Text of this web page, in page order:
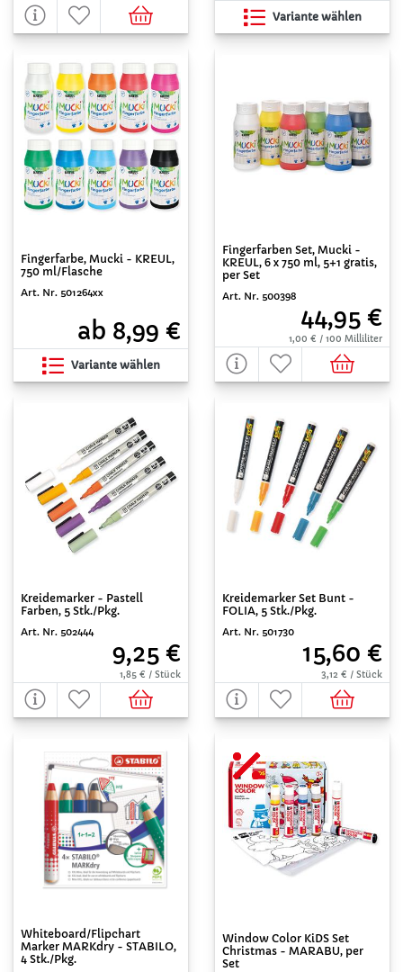
Variante wählen
Fingerfarbe, Mucki - KREUL,
750 ml/Flasche
Art. Nr. 501264xx
ab 8,99 €
Variante wählen
Fingerfarben Set, Mucki -
KREUL, 6 x 750 ml, 5+1 gratis,
per Set
Art. Nr. 500398
44,95 €
1,00 € / 100 Milliliter
Kreidemarker - Pastell
Farben, 5 Stk./Pkg.
Art. Nr. 502444
9,25 €
1,85 € / Stück
Kreidemarker Set Bunt -
FOLIA, 5 Stk./Pkg.
Art. Nr. 501730
15,60 €
3,12 € / Stück
Whiteboard/Flipchart
Marker MARKdry - STABILO,
4 Stk./Pkg.
Window Color KiDS Set
Christmas - MARABU, per
Set